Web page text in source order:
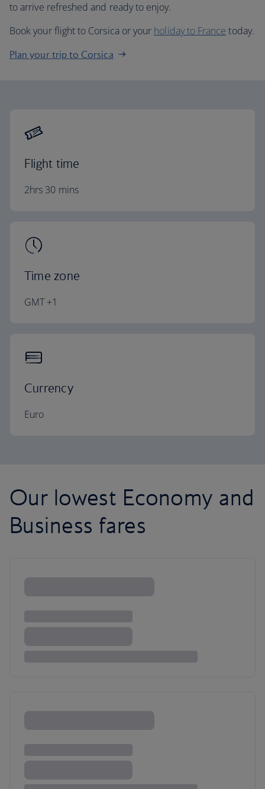
to arrive refreshed and ready to enjoy.
Book your flight to Corsica or your holiday to France today.
Plan your trip to Corsica
Flight time
2hrs 30 mins
Time zone
GMT +1
Currency
Euro
Our lowest Economy and
Business fares